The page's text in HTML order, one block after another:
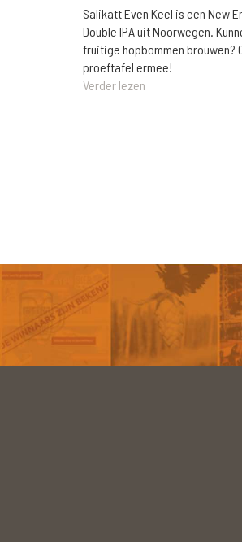
Salikatt Even Keel is een New
Double IPA uit Noorwegen.
fruitige hopbommen brouwen?
proeftafel ermee!
Verder lezen